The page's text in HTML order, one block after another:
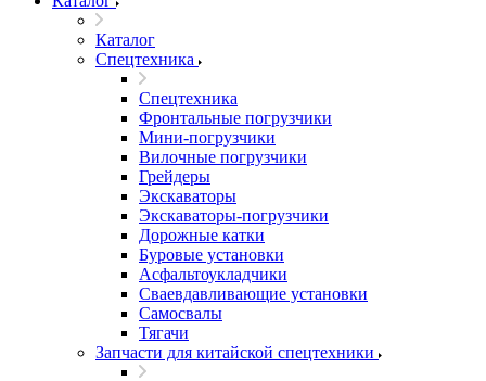
Каталог
Спецтехника
Спецтехника
Фронтальные погрузчики
Мини-погрузчики
Вилочные погрузчики
Грейдеры
Экскаваторы
Экскаваторы-погрузчики
Дорожные катки
Буровые установки
Асфальтоукладчики
Сваевдавливающие установки
Самосвалы
Тягачи
Запчасти для китайской спецтехники